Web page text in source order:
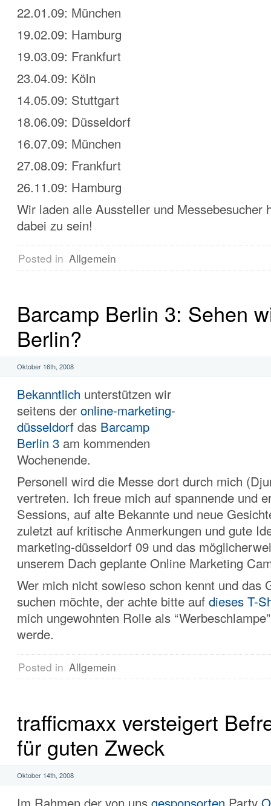
22.01.09: München
19.02.09: Hamburg
19.03.09: Frankfurt
23.04.09: Köln
14.05.09: Stuttgart
18.06.09: Düsseldorf
16.07.09: München
27.08.09: Frankfurt
26.11.09: Hamburg
Wir laden alle Aussteller und Messebesucher
dabei zu sein!
Posted in Allgemein
Barcamp Berlin 3: Sehen
Berlin?
Oktober 16th, 2008
Bekanntlich unterstützen wir
seitens der online-marketing-
düsseldorf das Barcamp
Berlin 3 am kommenden
Wochenende.
Personell wird die Messe dort durch mich
vertreten. Ich freue mich auf spannende und
Sessions, auf alte Bekannte und neue
zuletzt auf kritische Anmerkungen und gute
marketing-düsseldorf 09 und das
unserem Dach geplante Online Marketing
Wer mich nicht sowieso schon kennt und das
suchen möchte, der achte bitte auf dieses T-
mich ungewohnten Rolle als
werde.
Posted in Allgemein
trafficmaxx versteigert
für guten Zweck
Oktober 14th, 2008